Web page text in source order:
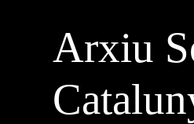
Arxiu